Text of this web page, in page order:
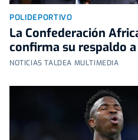
POLIDEPORTIVO
La Confederación
confirma su respaldo
NOTICIAS TALDEA MULTIMEDIA